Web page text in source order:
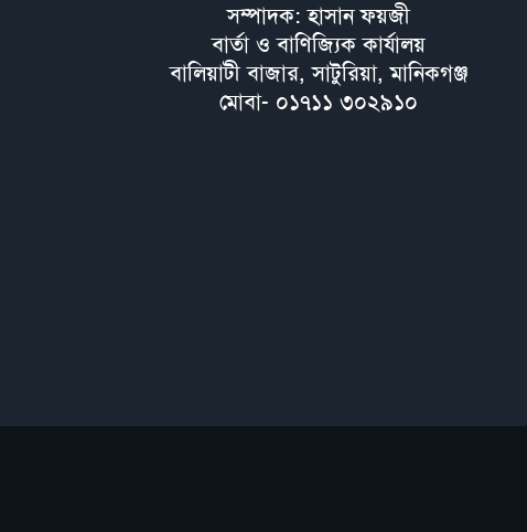
সম্পাদক: হাসান ফয়জী
বার্তা ও বাণিজ্যিক কার্যালয়
বালিয়াটী বাজার, সাটুরিয়া, মানিকগঞ্জ
মোবা- ০১৭১১ ৩০২৯১০